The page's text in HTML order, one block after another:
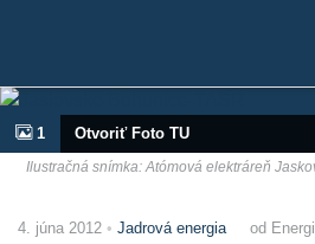
1 Otvoriť Foto TU
Ilustračná snímka: Atómová elektráreň
4. júna 2012 Jadrová energia od